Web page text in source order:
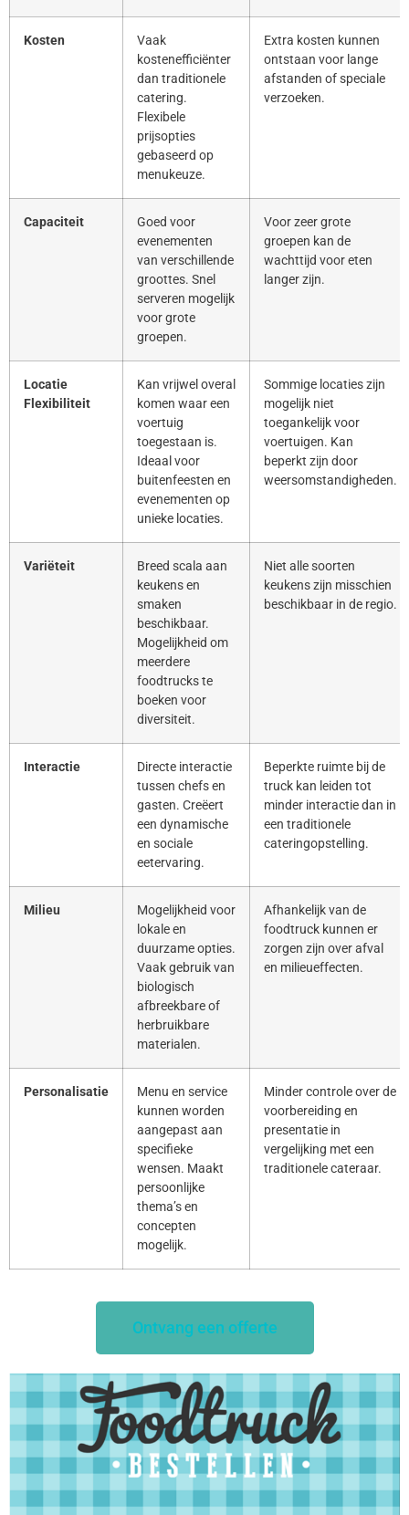
Kosten
Vaak
kostenefficiënter
dan traditionele
catering.
Flexibele
prijsopties
gebaseerd op
menukeuze.
Extra kosten kunnen
ontstaan voor lange
afstanden of speciale
verzoeken.
Capaciteit
Goed voor
evenementen
van verschillende
groottes. Snel
serveren mogelijk
voor grote
groepen.
Voor zeer grote
groepen kan de
wachttijd voor eten
langer zijn.
Locatie
Flexibiliteit
Kan vrijwel overal
komen waar een
voertuig
toegestaan is.
Ideaal voor
buitenfeesten en
evenementen op
unieke locaties.
Sommige locaties zijn
mogelijk niet
toegankelijk voor
voertuigen. Kan
beperkt zijn door
weersomstandigheden.
Variëteit
Breed scala aan
keukens en
smaken
beschikbaar.
Mogelijkheid om
meerdere
foodtrucks te
boeken voor
diversiteit.
Niet alle soorten
keukens zijn misschien
beschikbaar in de regio.
Interactie
Directe interactie
tussen chefs en
gasten. Creëert
een dynamische
en sociale
eetervaring.
Beperkte ruimte bij de
truck kan leiden tot
minder interactie dan in
een traditionele
cateringopstelling.
Milieu
Mogelijkheid voor
lokale en
duurzame opties.
Vaak gebruik van
biologisch
afbreekbare of
herbruikbare
materialen.
Afhankelijk van de
foodtruck kunnen er
zorgen zijn over afval
en milieueffecten.
Personalisatie
Menu en service
kunnen worden
aangepast aan
specifieke
wensen. Maakt
persoonlijke
thema’s en
concepten
mogelijk.
Minder controle over de
voorbereiding en
presentatie in
vergelijking met een
traditionele cateraar.
Ontvang een offerte